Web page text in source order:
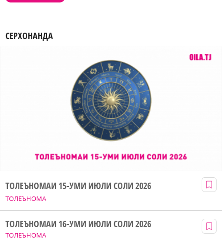
СЕРХОНАНДА
ТОЛЕЪНОМА
ТОЛЕЪНОМАИ 15-УМИ ИЮЛИ СОЛИ 2026
ТОЛЕЪНОМА
ТОЛЕЪНОМАИ 16-УМИ ИЮЛИ СОЛИ 2026